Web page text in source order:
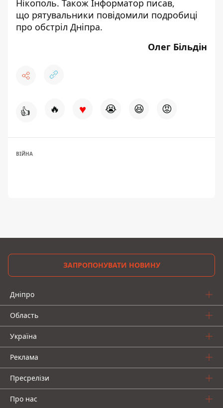
Нікополь. Також Інформатор писав,
що рятувальники повідомили подробиці
про обстріл Дніпра.
Олег Більдін
👍 🔥 ♥ 😭 😆 😡
ВІЙНА
ЗАПРОПОНУВАТИ НОВИНУ
Дніпро
Область
Україна
Реклама
Пресрелізи
Про нас